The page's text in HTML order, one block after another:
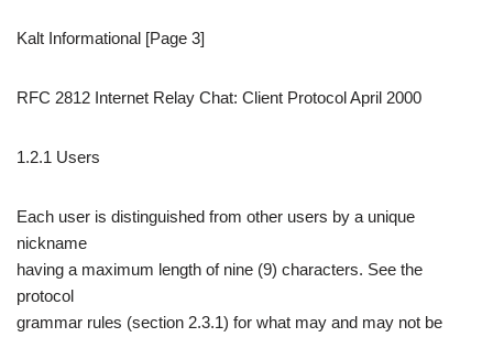
Kalt Informational [Page 3]
RFC 2812 Internet Relay Chat: Client Protocol April 2000
1.2.1 Users
Each user is distinguished from other users by a unique
nickname
having a maximum length of nine (9) characters. See the
protocol
grammar rules (section 2.3.1) for what may and may not be